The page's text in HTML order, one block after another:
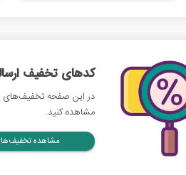
کدهای تخفیف
در این صفحه تخفیف‌های
مشاهده کنید.
مشاهده